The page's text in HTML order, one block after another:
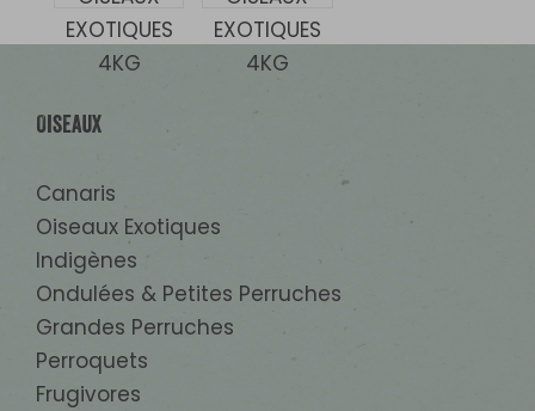
Oiseaux
Canaris
Oiseaux Exotiques
Indigènes
Ondulées & Petites Perruches
Grandes Perruches
Perroquets
Frugivores